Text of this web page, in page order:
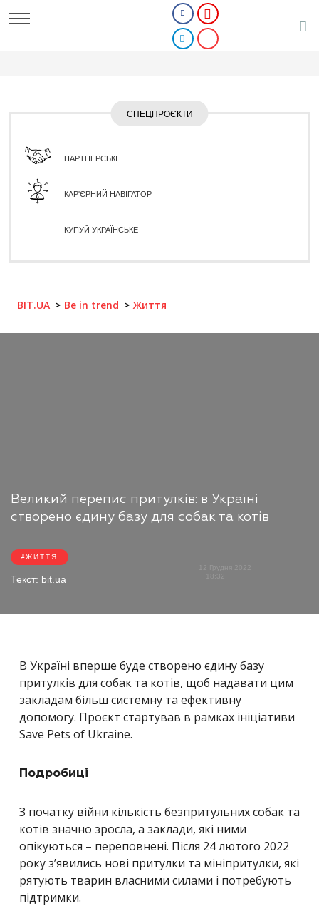
СПЕЦПРОЄКТИ
ПАРТНЕРСЬКІ
КАР'ЄРНИЙ НАВІГАТОР
КУПУЙ УКРАЇНСЬКЕ
BIT.UA Be in trend Життя
Великий перепис притулків: в Україні
створено єдину базу для собак та котів
ЖИТТЯ
Текст: bit.ua
12 Грудня 2022
В Україні вперше буде створено єдину базу
притулків для собак та котів, щоб надавати цим
закладам більш системну та ефективну
допомогу. Проєкт стартував в рамках ініціативи
Save Pets of Ukraine.
Подробиці
З початку війни кількість безпритульних собак та
котів значно зросла, а заклади, які ними
опікуються – переповнені. Після 24 лютого 2022
року з’явились нові притулки та мініпритулки, які
рятують тварин власними силами і потребують
підтримки.